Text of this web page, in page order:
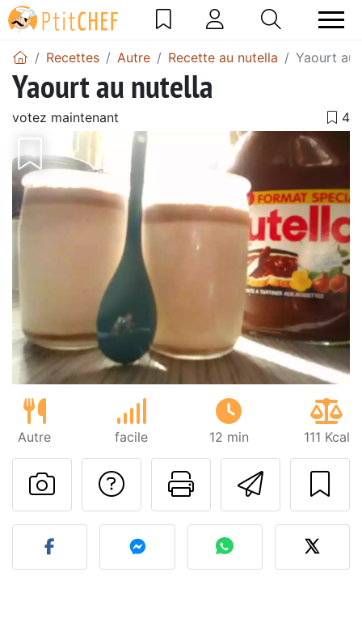
Recettes Autre Recette au nutella Yaourt au
Yaourt au nutella
votez maintenant
Autre facile 12 min 111 Kcal
Imprimer
Poser une
Publier votre photo de